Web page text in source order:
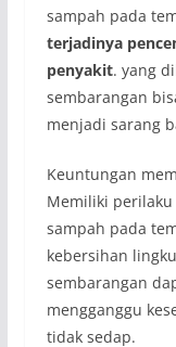
sampah pada
terjadinya
penyakit. yang
sembarangan
menjadi sarang
Keuntungan
Memiliki
sampah pada
kebersihan
sembarangan
mengganggu
tidak sedap.